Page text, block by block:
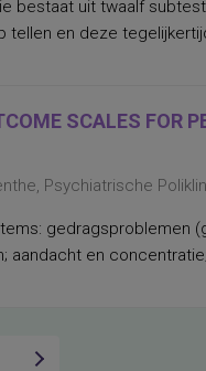
bestaat uit twaalf
en deze
SCALES FOR
Psychiatrische
aandacht en